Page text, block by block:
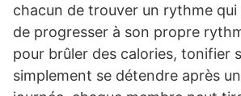
chacun de trouver un rythme
de progresser à son propre
pour brûler des calories, tonifier
simplement se détendre après